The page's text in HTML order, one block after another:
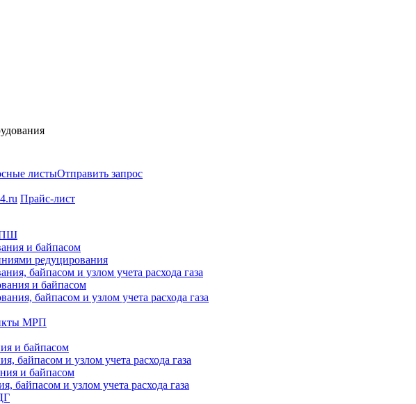
листыОтправить запрос
Прайс-лист
и байпасом
редуцирования
байпасом и узлом учета расхода газа
и байпасом
байпасом и узлом учета расхода газа
МРП
и байпасом
байпасом и узлом учета расхода газа
и байпасом
байпасом и узлом учета расхода газа